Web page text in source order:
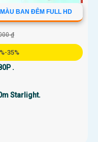
BAN ĐÊM FULL HD
₫
35%
.
Starlight.